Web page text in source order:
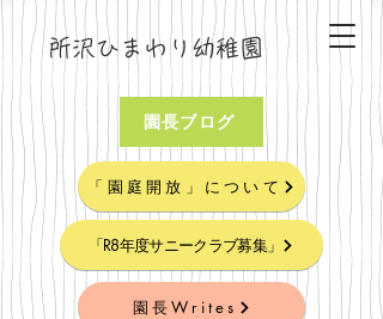
所沢ひまわり幼稚園
園長ブログ
「園庭開放」について
「R8年度サニークラブ募集」
園長Writes